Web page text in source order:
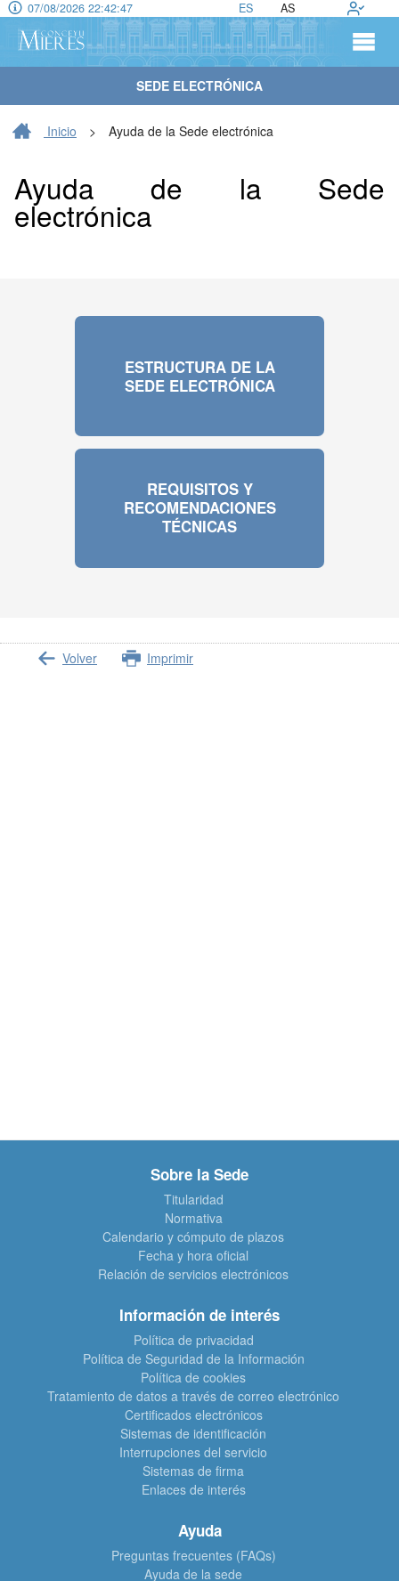
07/08/2026 22:42:48 ES AS
SEDE ELECTRÓNICA
Inicio > Ayuda de la Sede electrónica
Ayuda de la Sede
electrónica
ESTRUCTURA DE LA
SEDE ELECTRÓNICA
REQUISITOS Y
RECOMENDACIONES
TÉCNICAS
Volver Imprimir
Sobre la Sede
Titularidad
Normativa
Calendario y cómputo de plazos
Fecha y hora oficial
Relación de servicios electrónicos
Información de interés
Política de privacidad
Política de Seguridad de la Información
Política de cookies
Tratamiento de datos a través de correo electrónico
Certificados electrónicos
Sistemas de identificación
Interrupciones del servicio
Sistemas de firma
Enlaces de interés
Ayuda
Preguntas frecuentes (FAQs)
Ayuda de la sede